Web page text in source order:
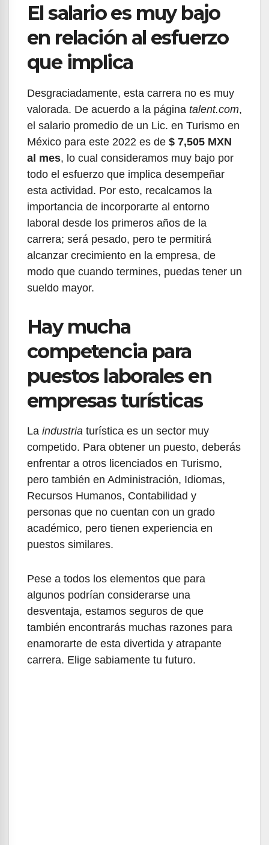
El salario es muy bajo
en relación al esfuerzo
que implica
Desgraciadamente, esta carrera no es muy
valorada. De acuerdo a la página talent.com,
el salario promedio de un Lic. en Turismo en
México para este 2022 es de $ 7,505 MXN
al mes, lo cual consideramos muy bajo por
todo el esfuerzo que implica desempeñar
esta actividad. Por esto, recalcamos la
importancia de incorporarte al entorno
laboral desde los primeros años de la
carrera; será pesado, pero te permitirá
alcanzar crecimiento en la empresa, de
modo que cuando termines, puedas tener un
sueldo mayor.
Hay mucha
competencia para
puestos laborales en
empresas turísticas
La industria turística es un sector muy
competido. Para obtener un puesto, deberás
enfrentar a otros licenciados en Turismo,
pero también en Administración, Idiomas,
Recursos Humanos, Contabilidad y
personas que no cuentan con un grado
académico, pero tienen experiencia en
puestos similares.
Pese a todos los elementos que para
algunos podrían considerarse una
desventaja, estamos seguros de que
también encontrarás muchas razones para
enamorarte de esta divertida y atrapante
carrera. Elige sabiamente tu futuro.